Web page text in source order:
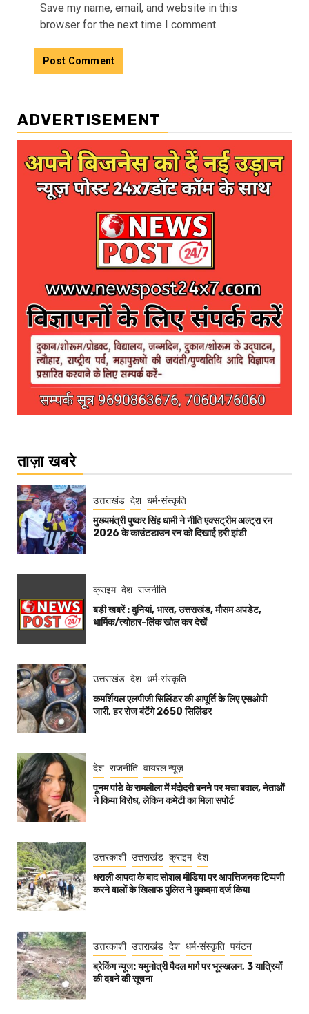
Save my name, email, and website in this
browser for the next time I comment.
ADVERTISEMENT
ताज़ा खबरे
उत्तराखंड देश धर्म-संस्कृति
मुख्यमंत्री पुष्कर सिंह धामी ने नीति एक्सट्रीम अल्ट्रा रन
2026 के काउंटडाउन रन को दिखाई हरी झंडी
क्राइम देश राजनीति
बड़ी खबरें : दुनियां, भारत, उत्तराखंड, मौसम अपडेट,
धार्मिक/त्योहार-लिंक खोल कर देखें
उत्तराखंड देश धर्म-संस्कृति
कमर्शियल एलपीजी सिलिंडर की आपूर्ति के लिए एसओपी
जारी, हर रोज बंटेंगे 2650 सिलिंडर
देश राजनीति वायरल न्यूज़
पूनम पांडे के रामलीला में मंदोदरी बनने पर मचा बवाल, नेताओं
ने किया विरोध, लेकिन कमेटी का मिला सपोर्ट
उत्तरकाशी उत्तराखंड क्राइम देश
धराली आपदा के बाद सोशल मीडिया पर आपत्तिजनक टिप्पणी
करने वालों के खिलाफ पुलिस ने मुकदमा दर्ज किया
उत्तरकाशी उत्तराखंड देश धर्म-संस्कृति पर्यटन
ब्रेकिंग न्यूज: यमुनोत्री पैदल मार्ग पर भूस्खलन, 3 यात्रियों
की दबने की सूचना